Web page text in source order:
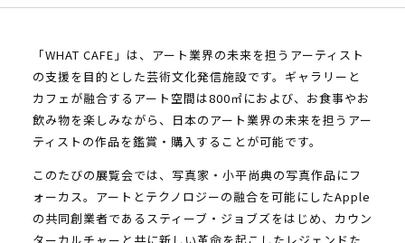
「WHAT CAFE」は、アート業界の未来を担うアーティスト
の支援を目的とした芸術文化発信施設です。ギャラリーと
カフェが融合するアート空間は800㎡におよび、お食事やお
飲み物を楽しみながら、日本のアート業界の未来を担うアー
ティストの作品を鑑賞・購入することが可能です。
このたびの展覧会では、写真家・小平尚典の写真作品にフ
ォーカス。アートとテクノロジーの融合を可能にしたApple
の共同創業者であるスティーブ・ジョブズをはじめ、カウン